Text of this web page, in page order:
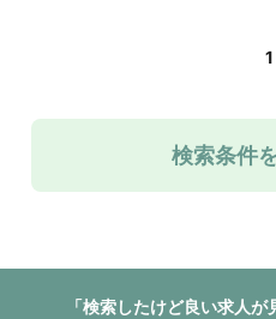
1
検索条件
「検索したけど良い求人